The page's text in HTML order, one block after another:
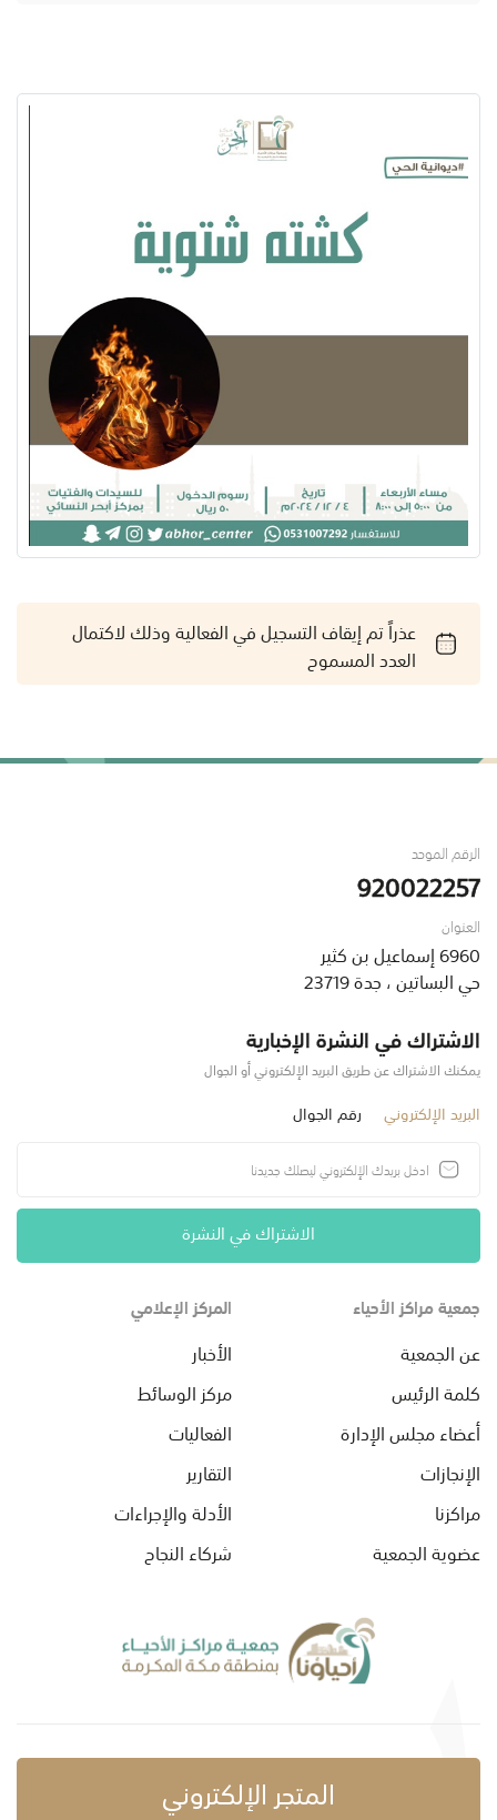
عذراً تم إيقاف التسجيل في الفعالية وذلك لاكتمال
العدد المسموح
الرقم الموحد
920022257
العنوان
6960 إسماعيل بن كثير
حي البساتين ، جدة 23719
الاشتراك في النشرة الإخبارية
يمكنك الاشتراك عن طريق البريد الإلكتروني أو الجوال
البريد الإلكتروني رقم الجوال
الاشتراك في النشرة
جمعية مراكز الأحياء
عن الجمعية
كلمة الرئيس
أعضاء مجلس الإدارة
الإنجازات
مراكزنا
عضوية الجمعية
المركز الإعلامي
الأخبار
مركز الوسائط
الفعاليات
التقارير
الأدلة والإجراءات
شركاء النجاح
المتجر الإلكتروني